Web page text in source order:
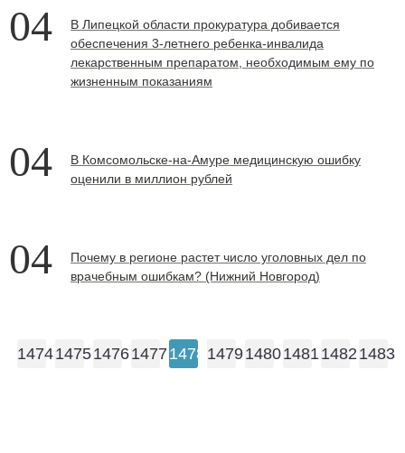
04
В Липецкой области прокуратура добивается
обеспечения 3-летнего ребенка-инвалида
лекарственным препаратом, необходимым ему по
жизненным показаниям
04
В Комсомольске-на-Амуре медицинскую ошибку
оценили в миллион рублей
04
Почему в регионе растет число уголовных дел по
врачебным ошибкам? (Нижний Новгород)
1474147514761477 1478 147914801481 1482 1483